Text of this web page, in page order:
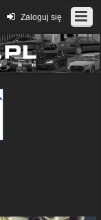
Zaloguj się